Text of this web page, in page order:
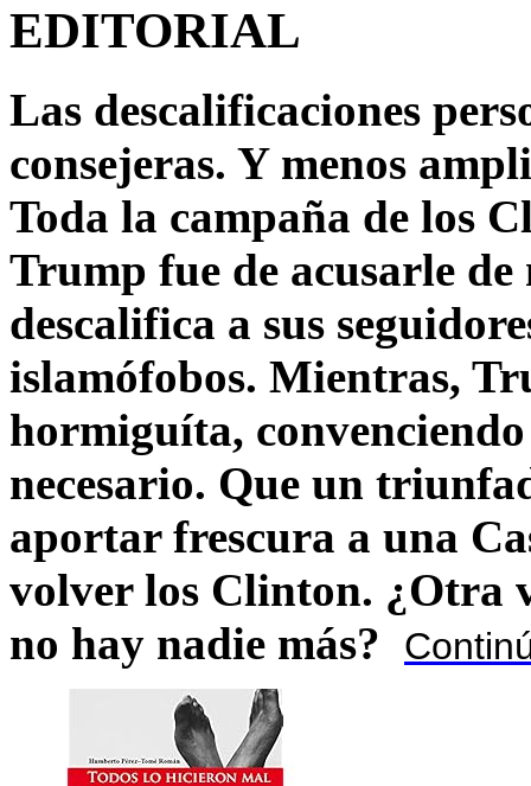
EDITORIAL
Las descalificaciones
consejeras. Y menos
Toda la campaña de los
Trump fue de acusarle
descalifica a sus
islamófobos. Mientras,
hormiguíta,
necesario. Que un
aportar frescura a una
volver los Clinton. ¿Otra
no hay nadie más?